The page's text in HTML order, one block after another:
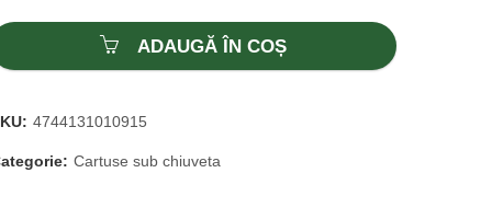
ADAUGĂ ÎN COȘ
4744131010915
Cartuse sub chiuveta